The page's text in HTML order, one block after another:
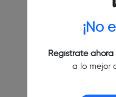
¡No
Regístrate ahora
a lo mejor